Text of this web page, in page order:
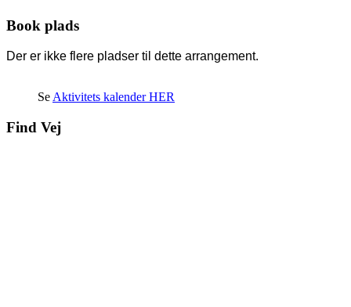
Book plads
Der er ikke flere pladser til dette arrangement.
Se Aktivitets kalender HER
Find Vej